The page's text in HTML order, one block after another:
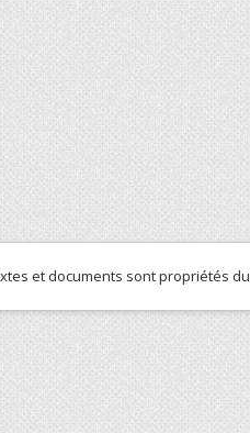
et documents sont propriétés